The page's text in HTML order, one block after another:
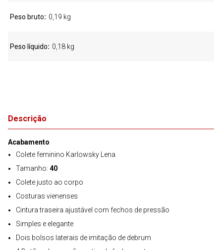
Descrição
Acabamento
Colete feminino Karlowsky Lena
Tamanho: 40
Colete justo ao corpo
Costuras vienenses
Cintura traseira ajustável com fechos de pressão
Simples e elegante
Dois bolsos laterais de imitação de debrum
Peso bruto 0,19 kg
Peso líquido 0,18 kg